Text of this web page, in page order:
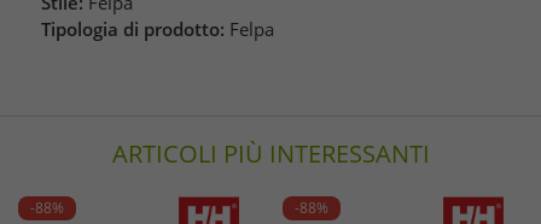
Tipologia di prodotto: Felpa
ARTICOLI PIÙ INTERESSANTI
-88% -88%